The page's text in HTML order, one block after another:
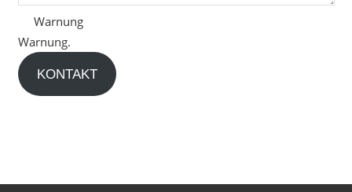
Warnung
Warnung.
KONTAKT